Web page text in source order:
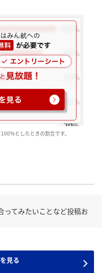
％としたときの割合です。
ってみたいことなど投稿お
見る